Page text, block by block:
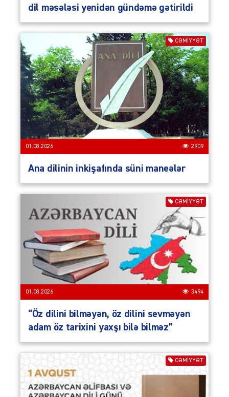
dil məsələsi yenidən gündəmə gətirildi
CƏMIYYƏT
01.08.2026 2909
Ana dilinin inkişafında süni maneələr
CƏMIYYƏT
01.08.2026 3494
“Öz dilini bilməyən, öz dilini sevməyən
adam öz tarixini yaxşı bilə bilməz”
CƏMIYYƏT